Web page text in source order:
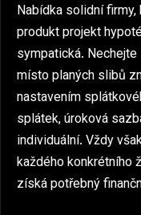
Nabídka solidní
produkt projekt
sympatická.
místo planých slibů
nastavením
splátek, úroková
individuální. Vždy
každého konkrétního
získá potřebný